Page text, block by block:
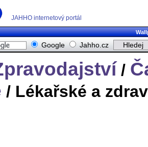
JAHHO internetový portál
Google Jahho.cz
/
/ Lékařské a